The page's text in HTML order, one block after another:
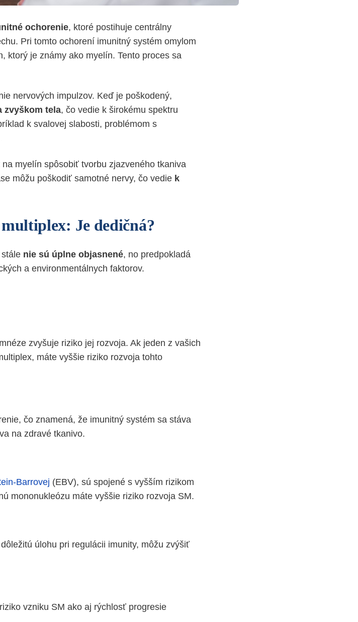
ochorenie, ktoré postihuje centrálny
Pri tomto ochorení imunitný systém omylom
ktorý je známy ako myelín. Tento proces sa
nervových impulzov. Keď je poškodený,
zvyškom tela, čo vedie k širokému spektru
k svalovej slabosti, problémom s
myelín spôsobiť tvorbu zjazveného tkaniva
môžu poškodiť samotné nervy, čo vedie k
Je dedičná?
nie sú úplne objasnené, no predpokladá
a environmentálnych faktorov.
zvyšuje riziko jej rozvoja. Ak jeden z vašich
máte vyššie riziko rozvoja tohto
čo znamená, že imunitný systém sa stáva
na zdravé tkanivo.
Barrovej (EBV), sú spojené s vyšším rizikom
mononukleózu máte vyššie riziko rozvoja SM.
úlohu pri regulácii imunity, môžu zvýšiť
vzniku SM ako aj rýchlosť progresie